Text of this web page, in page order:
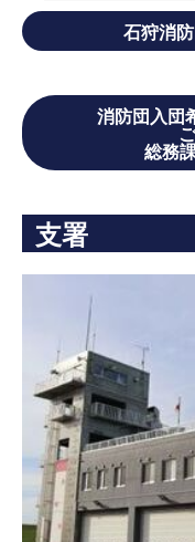
石狩消
消防団入団
総務
支署